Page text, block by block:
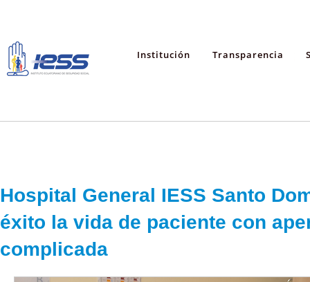
Institución Transparencia
Hospital General IESS Santo
éxito la vida de paciente con
complicada